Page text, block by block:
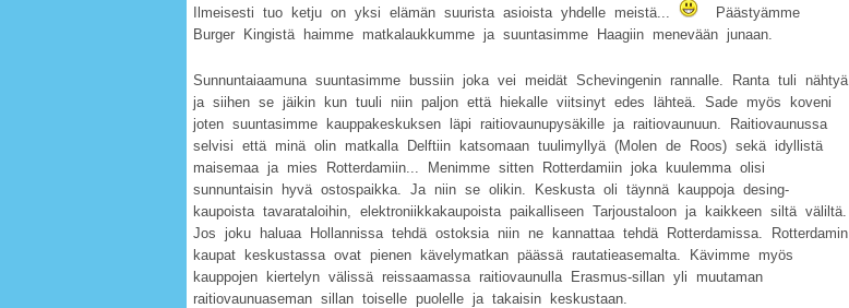
Ilmeisesti tuo ketju on yksi elämän suurista asioista yhdelle meistä...
Päästyämme
Burger Kingistä haimme matkalaukkumme ja suuntasimme Haagiin menevään junaan.
Sunnuntaiaamuna suuntasimme bussiin joka vei meidät Schevingenin rannalle. Ranta tuli nähtyä
ja siihen se jäikin kun tuuli niin paljon että hiekalle viitsinyt edes lähteä. Sade myös koveni
joten suuntasimme kauppakeskuksen läpi raitiovaunupysäkille ja raitiovaunuun. Raitiovaunussa
selvisi että minä olin matkalla Delftiin katsomaan tuulimyllyä (Molen de Roos) sekä idyllistä
maisemaa ja mies Rotterdamiin... Menimme sitten Rotterdamiin joka kuulemma olisi
sunnuntaisin hyvä ostospaikka. Ja niin se olikin. Keskusta oli täynnä kauppoja desing-
kaupoista tavarataloihin, elektroniikkakaupoista paikalliseen Tarjoustaloon ja kaikkeen siltä väliltä.
Jos joku haluaa Hollannissa tehdä ostoksia niin ne kannattaa tehdä Rotterdamissa. Rotterdamin
kaupat keskustassa ovat pienen kävelymatkan päässä rautatieasemalta. Kävimme myös
kauppojen kiertelyn välissä reissaamassa raitiovaunulla Erasmus-sillan yli muutaman
raitiovaunuaseman sillan toiselle puolelle ja takaisin keskustaan.